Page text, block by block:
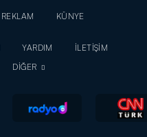
REKLAM
KÜNYE
YARDIM
İLETİŞİM
DİĞER